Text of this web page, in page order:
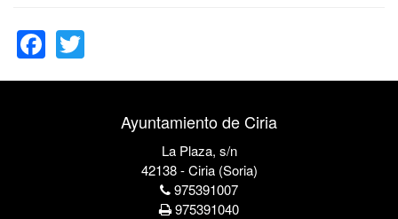
Facebook
Ayuntamiento de Ciria
La Plaza, s/n
42138 - Ciria (Soria)
975391007
975391040